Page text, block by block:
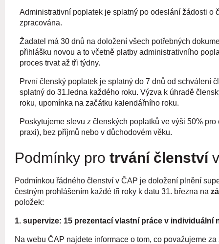
Administrativní poplatek je splatný po odeslání žádosti
zpracována.
Žadatel má 30 dnů na doložení všech potřebných
přihlášku novou a to včetně platby administrativního
proces trvat až tři týdny.
První členský poplatek je splatný do 7 dnů od schválení
splatný do 31.ledna každého roku. Výzva k úhradě
roku, upomínka na začátku kalendářního roku.
Poskytujeme slevu z členských poplatků ve výši 50%
praxi), bez příjmů nebo v důchodovém věku.
Podmínky pro trvání členství
Podmínkou řádného členství v ČAP je doložení plnění
čestným prohlášením každé tři roky k datu 31. března na
položek:
1. supervize: 15 prezentací vlastní práce v
Na webu ČAP najdete informace o tom, co považujeme